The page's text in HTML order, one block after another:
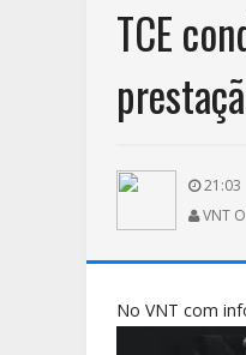
TCE
21:03
VNT
No VNT com